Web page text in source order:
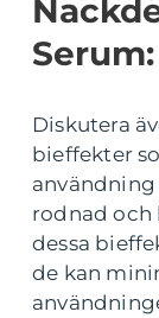
Serum:
Diskutera
bieffekter
användning
rodnad och
dessa
de kan